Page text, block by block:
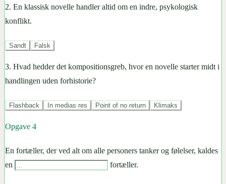
2. En klassisk novelle handler altid om en indre, psykologisk
konflikt.
Sandt Falsk
3. Hvad hedder det kompositionsgreb, hvor en novelle starter midt i
handlingen uden forhistorie?
Flashback In medias res Point of no return Klimaks
Opgave 4
En fortæller, der ved alt om alle personers tanker og følelser, kaldes
en
fortæller.